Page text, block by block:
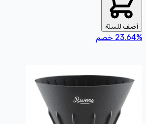
أضف للسلة
23.64% خصم